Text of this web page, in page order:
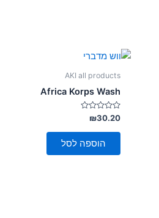
AKI all products
Africa Korps Wash
דורג
0
מתוך
₪30.20
הוספה לסל